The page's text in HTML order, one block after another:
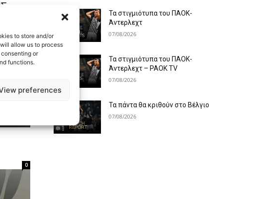
to store and/or
allow us to process
or
functions.
preferences
0
0
Τα στιγμιότυπα του ΠΑΟΚ-
Άντερλεχτ
07/08/2026
Τα στιγμιότυπα του ΠΑΟΚ-
Άντερλεχτ – PAOK TV
07/08/2026
Τα πάντα θα κριθούν στο Βέλγιο
07/08/2026